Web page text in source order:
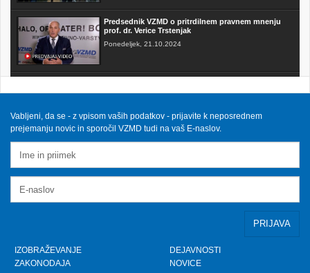
Predsednik VZMD o pritrdilnem pravnem mnenju
prof. dr. Verice Trstenjak
Ponedeljek, 21.10.2024
skupinskih tožb zoper telekomunikacijske
Sobota, 12.10.2024
VZMD na Odboru za finance DZ RS s predlogi
Petek, 10.5.2024
www.kolektivno-varstvo.si -- Izjava mag. Kristjan
Vabljeni, da se - z vpisom vaših podatkov - prijavite k neposrednem
prejemanju novic in sporočil VZMD tudi na vaš E-naslov.
IZOBRAŽEVANJE
ZAKONODAJA
DEJAVNOSTI
NOVICE